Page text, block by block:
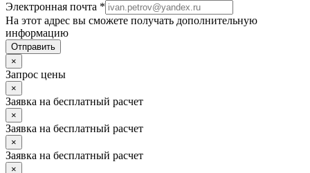
Электронная почта *
На этот адрес вы сможете получать дополнительную
информацию
Отправить
×
Запрос цены
×
Заявка на бесплатный расчет
×
Заявка на бесплатный расчет
×
Заявка на бесплатный расчет
×